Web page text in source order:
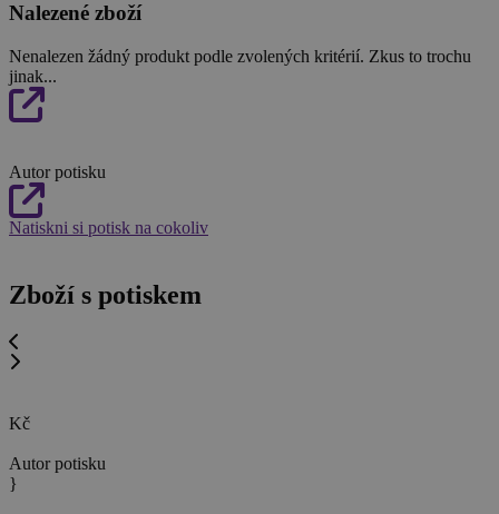
Nalezené zboží
Nenalezen žádný produkt podle zvolených kritérií. Zkus to trochu
jinak...
Autor potisku
Natiskni si potisk na cokoliv
Zboží s potiskem
Kč
Autor potisku
}